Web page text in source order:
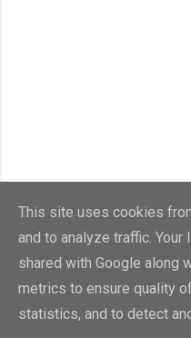
This site uses cookies
and to analyze traffic.
shared with Google along
metrics to ensure quality
statistics, and to detect